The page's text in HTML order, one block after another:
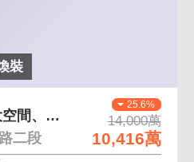
裝
25.6%
14,000萬
10,416萬
延平百坪大辦公 超大空間、搶先入住雙子星
二段